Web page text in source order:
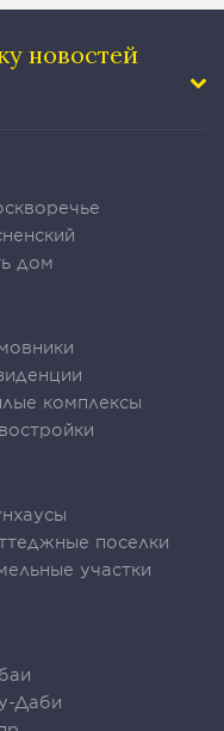
новостей
дом
комплексы
поселки
участки
Даби